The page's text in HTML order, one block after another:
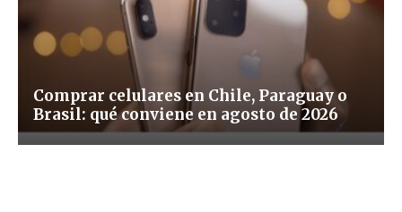
Comprar celulares en Chile, Paraguay o
Brasil: qué conviene en agosto de 2026